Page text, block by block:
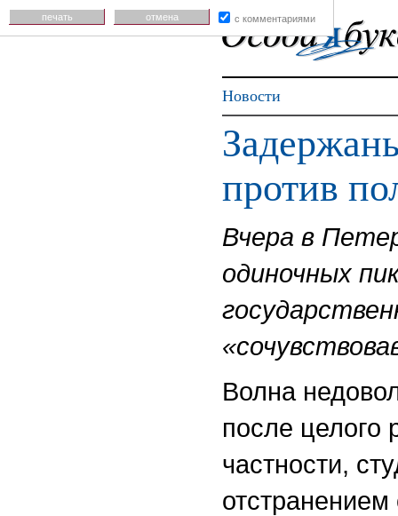
Новости
против
Вчера в
одиночных
Волна
после целого
частности,
отстранением
печать отмена с комментариями